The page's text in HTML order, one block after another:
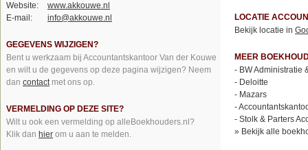
Website:
www.akkouwe.nl
E-mail:
info@akkouwe.nl
GEGEVENS WIJZIGEN?
Bent u werkzaam bij Accountantskantoor Van der Kouwe
en wilt u de gegevens op deze pagina wijzigen? Neem
dan contactmet ons op.
VERMELDING OP DEZE SITE?
Wilt u ook een vermelding op alleBoekhouders.nl?
Klik dan hier om u aan te melden.
LOCATIE
Bekijk locatie in
MEER
- BW Administratie
- Deloitte
- Mazars
-
- Stolk & Parters
» Bekijk alle